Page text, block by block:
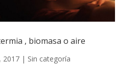
, biomasa o aire
2017| Sin categoría